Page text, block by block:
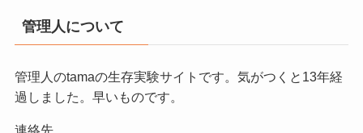
管理人について
管理人のtamaの生存実験サイトです。気がつくと13年経
過しました。早いものです。
連絡先